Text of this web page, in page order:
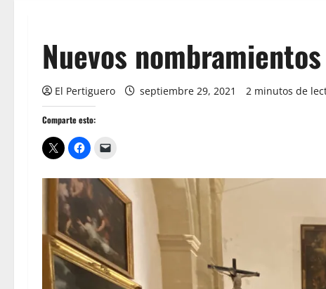
Nuevos
El Pertiguero septiembre 29, 2021 2 minutos de
Comparte esto: